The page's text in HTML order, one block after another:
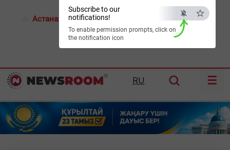
Subscribe to our
notifications!
To enable permission prompts, click on
the notification icon
Астана: 17°C Алматы: Шымкент:24°C
RU ☰